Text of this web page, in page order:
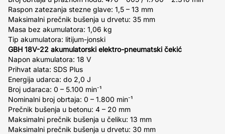
Raspon zatezanja stezne glave: 1,5 – 13 mm
Maksimalni prečnik bušenja u drvetu: 35 mm
Masa bez akumulatora: 1,06 kg
Tip akumulatora: litijum-jonski
GBH 18V-22 akumulatorski elektro-pneumatski čekić
Napon akumulatora: 18 V
Prihvat alata: SDS Plus
Energija udarca: do 2,0 J
Broj udaraca: 0 – 5.100 min⁻¹
Nominalni broj obrtaja: 0 – 1.800 min⁻¹
Prečnik bušenja u betonu: 4 – 20 mm
Maksimalni prečnik bušenja u čeliku: 13 mm
Maksimalni prečnik bušenja u drvetu: 30 mm